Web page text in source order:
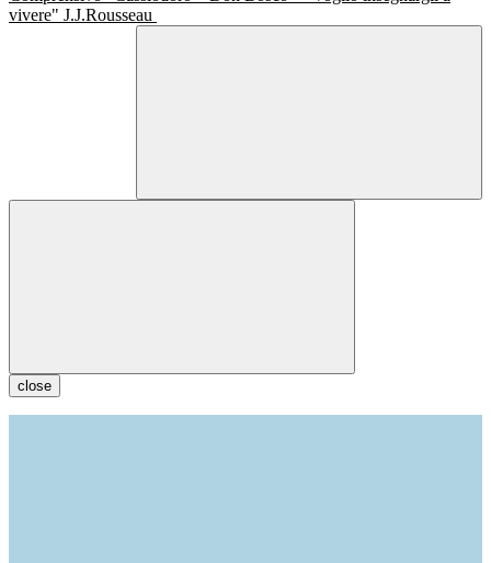
vivere" J.J.Rousseau
close